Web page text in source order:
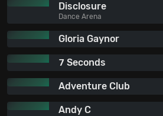
Disclosure
Dance Arena
Gloria Gaynor
7 Seconds
Adventure Club
Andy C